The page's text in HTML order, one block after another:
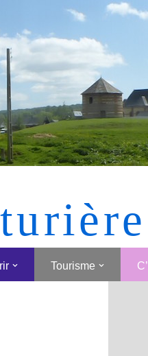
VIGNETTES]
Tourisme